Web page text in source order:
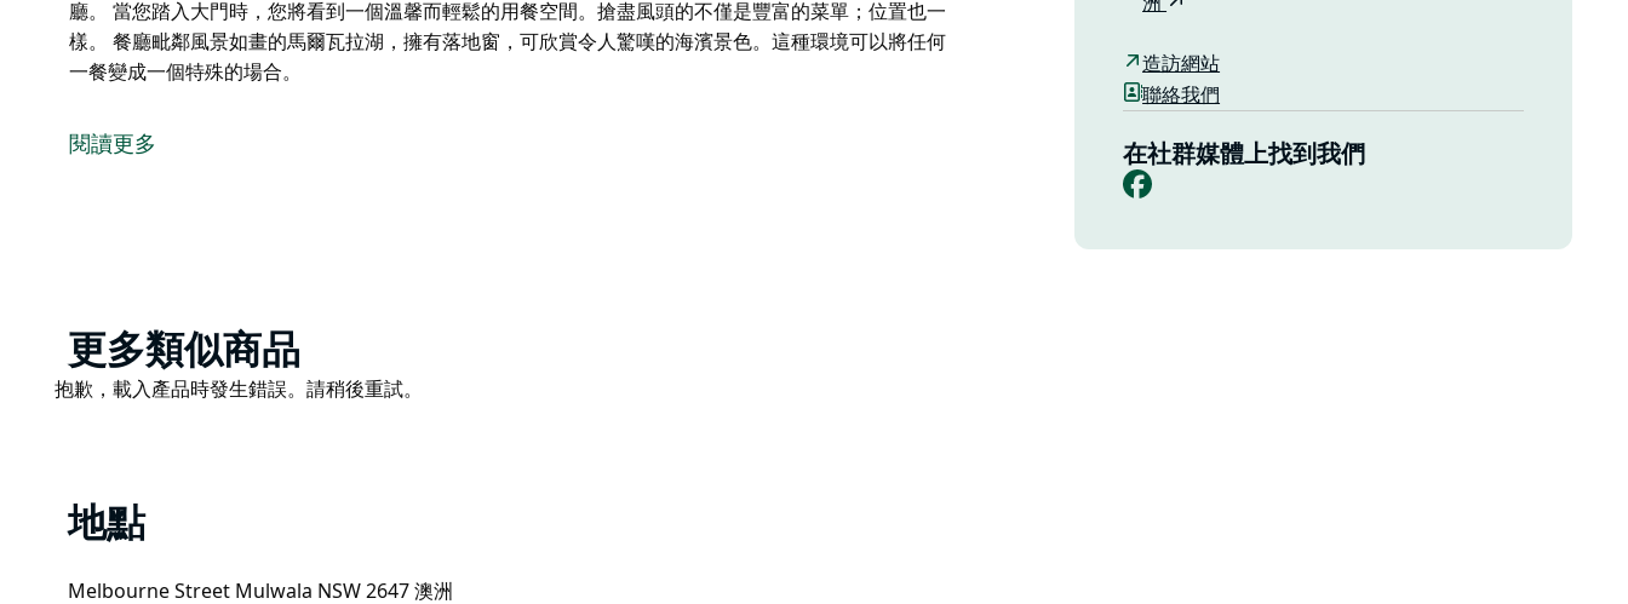
廳。 當您踏入大門時，您將看到一個溫馨而輕鬆的用餐空間。搶盡風頭的不僅是豐富的菜單；位置也一
樣。 餐廳毗鄰風景如畫的馬爾瓦拉湖，擁有落地窗，可欣賞令人驚嘆的海濱景色。這種環境可以將任何
一餐變成一個特殊的場合。
廳。
閱讀更多
造訪網站
聯絡我們
在社群媒體上找到我們
Facebook
Product
List
更多類似商品
Product
抱歉，載入產品時發生錯誤。請稍後重試。
地點
Melbourne Street Mulwala NSW 2647 澳洲